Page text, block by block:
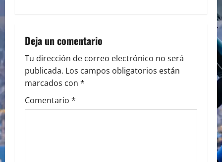
v
i
g
a
Deja un comentario
Tu dirección de correo electrónico no será
publicada. Los campos obligatorios están
marcados con *
Comentario *